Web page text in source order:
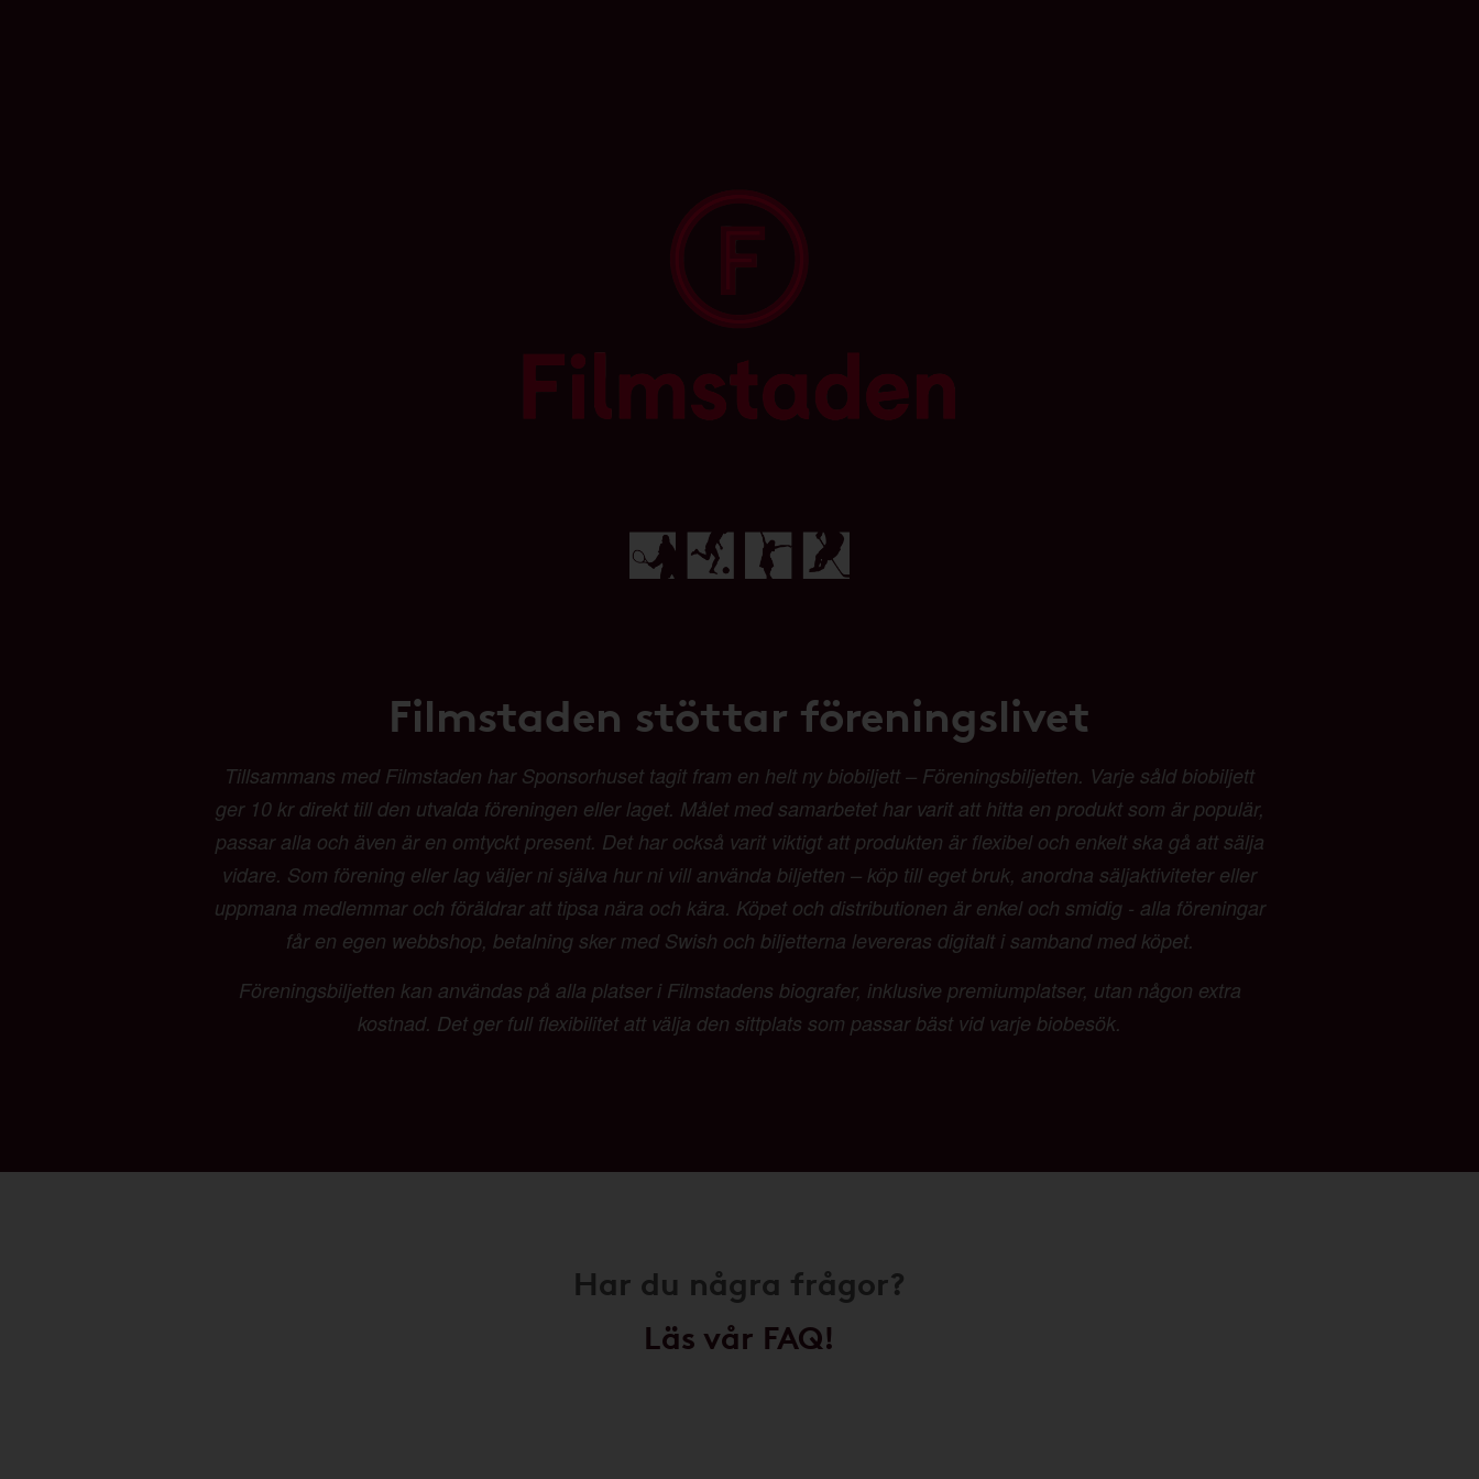
Filmstaden stöttar föreningslivet
Tillsammans med Filmstaden har Sponsorhuset tagit fram en helt ny biobiljett – Föreningsbiljetten. Varje såld biobiljett
ger 10 kr direkt till den utvalda föreningen eller laget. Målet med samarbetet har varit att hitta en produkt som är populär,
passar alla och även är en omtyckt present. Det har också varit viktigt att produkten är flexibel och enkelt ska gå att sälja
vidare. Som förening eller lag väljer ni själva hur ni vill använda biljetten – köp till eget bruk, anordna säljaktiviteter eller
uppmana medlemmar och föräldrar att tipsa nära och kära. Köpet och distributionen är enkel och smidig - alla föreningar
får en egen webbshop, betalning sker med Swish och biljetterna levereras digitalt i samband med köpet.
Föreningsbiljetten kan användas på alla platser i Filmstadens biografer, inklusive premiumplatser, utan någon extra
kostnad. Det ger full flexibilitet att välja den sittplats som passar bäst vid varje biobesök.
Har du några frågor?
Läs vår FAQ!